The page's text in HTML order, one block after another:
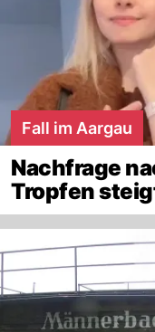
Fall im Aargau
Nachfrage
Tropfen